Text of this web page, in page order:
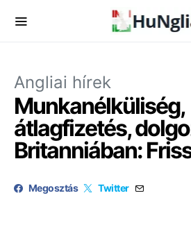
Angliai hírek
Munkanélküliség,
átlagfizetés,
Britanniában:
Megosztás Twitter